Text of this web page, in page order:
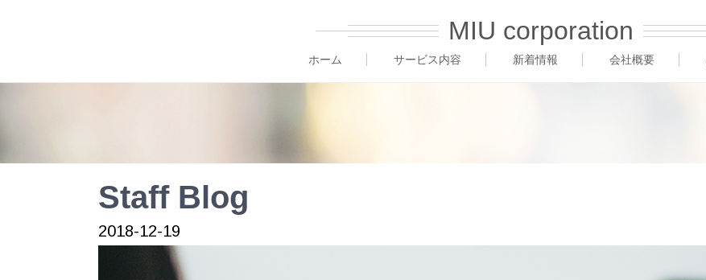
MIU corporation
ホーム サービス内容 新着情報 会社概要
Staff Blog
2018-12-19